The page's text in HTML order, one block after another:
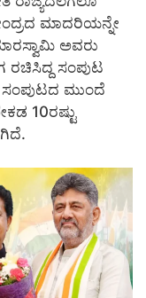
ಮಾದರಿಯನ್ನೇ
ಅವರು
ರಚಿಸಿದ್ದ ಸಂಪುಟ
ಸಂಪುಟದ ಮುಂದೆ
10ರಷ್ಟು